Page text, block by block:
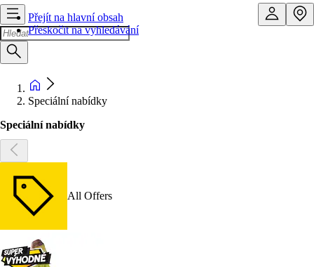
Přejít na hlavní obsah
Přeskočit na vyhledávání
Speciální nabídky
Speciální nabídky
All Offers